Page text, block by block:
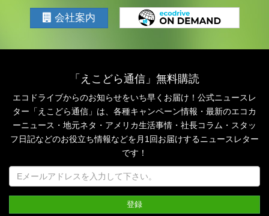
会社案内
「えこどら通信」無料購読
エコドライブからのお知らせをいち早くお届け！公式ニュースレ
ター「えこどら通信」は、 各種キャンペーン情報・最新のエコカ
ーニュース・地元ネタ・アメリカ生活事情・社長コラム・ スタッ
フ日記などのお役立ち情報などを月1回お届けするニュースレター
です！